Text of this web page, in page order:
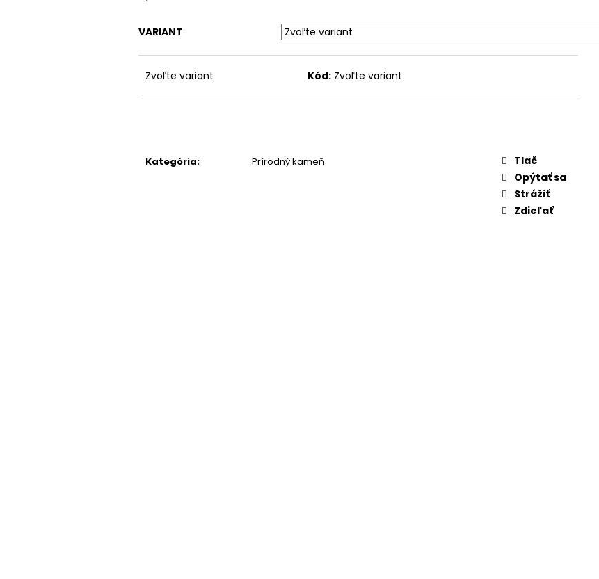
VARIANT
Zvoľte variant Kód: Zvoľte variant
Kategória: Prírodný kameň
Tlač
Opýtať sa
Strážiť
Zdieľať